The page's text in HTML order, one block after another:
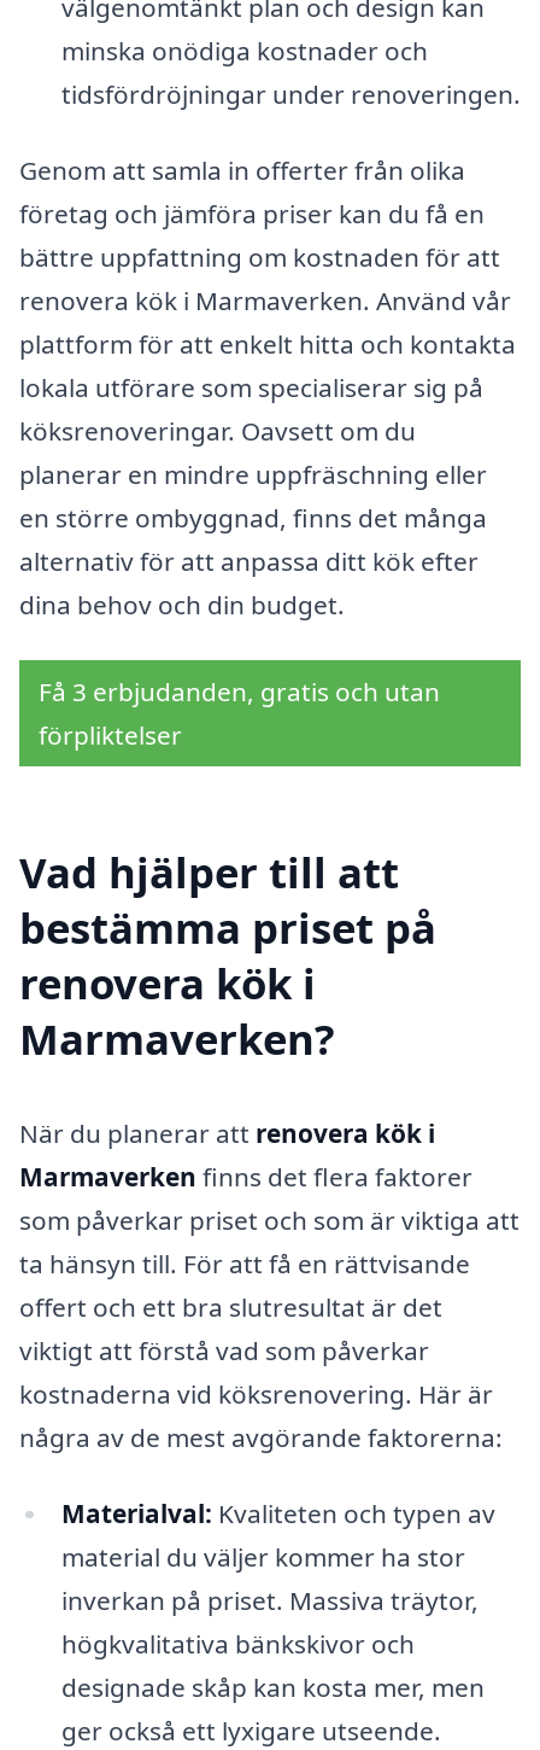
välgenomtänkt plan och design kan
minska onödiga kostnader och
tidsfördröjningar under renoveringen.
Genom att samla in offerter från olika
företag och jämföra priser kan du få en
bättre uppfattning om kostnaden för att
renovera kök i Marmaverken. Använd vår
plattform för att enkelt hitta och kontakta
lokala utförare som specialiserar sig på
köksrenoveringar. Oavsett om du
planerar en mindre uppfräschning eller
en större ombyggnad, finns det många
alternativ för att anpassa ditt kök efter
dina behov och din budget.
Få 3 erbjudanden, gratis och utan
förpliktelser
Vad hjälper till att
bestämma priset på
renovera kök i
Marmaverken?
När du planerar att renovera kök i
Marmaverken finns det flera faktorer
som påverkar priset och som är viktiga att
ta hänsyn till. För att få en rättvisande
offert och ett bra slutresultat är det
viktigt att förstå vad som påverkar
kostnaderna vid köksrenovering. Här är
några av de mest avgörande faktorerna:
Materialval: Kvaliteten och typen av
material du väljer kommer ha stor
inverkan på priset. Massiva träytor,
högkvalitativa bänkskivor och
designade skåp kan kosta mer, men
ger också ett lyxigare utseende.